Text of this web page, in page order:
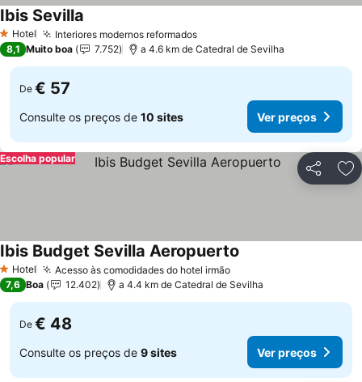
1 Estrelas
Hotel Interiores modernos reformados
Ibis Sevilla
8,1 Muito boa 7.752 a 4.6 km de Catedral de Sevilha
De € 57
Consulte os preços de 10 sites Ver preços
Partilhar
Escolha popular
1 Estrelas
Hotel Acesso às comodidades do hotel irmão
Ibis Budget Sevilla Aeropuerto
7,6 Boa 12.402 a 4.4 km de Catedral de Sevilha
De € 48
Consulte os preços de 9 sites Ver preços